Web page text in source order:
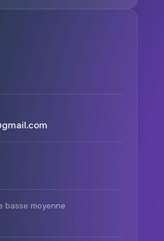
basse moyenne